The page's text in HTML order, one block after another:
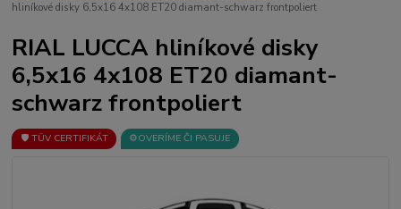
hliníkové disky 6,5x16 4x108 ET20 diamant-schwarz frontpoliert
RIAL LUCCA hliníkové disky
6,5x16 4x108 ET20 diamant-
schwarz frontpoliert
🛡️ TÜV CERTIFIKÁT ⚙️OVERÍME ČI PASUJE